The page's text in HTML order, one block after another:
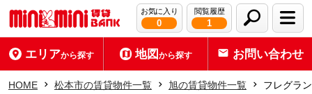
お気に入り
0
閲覧履歴
1
エリアから探す 地図から探す お問い合わせ
HOME 松本市の賃貸物件一覧 旭の賃貸物件一覧 フレグラ